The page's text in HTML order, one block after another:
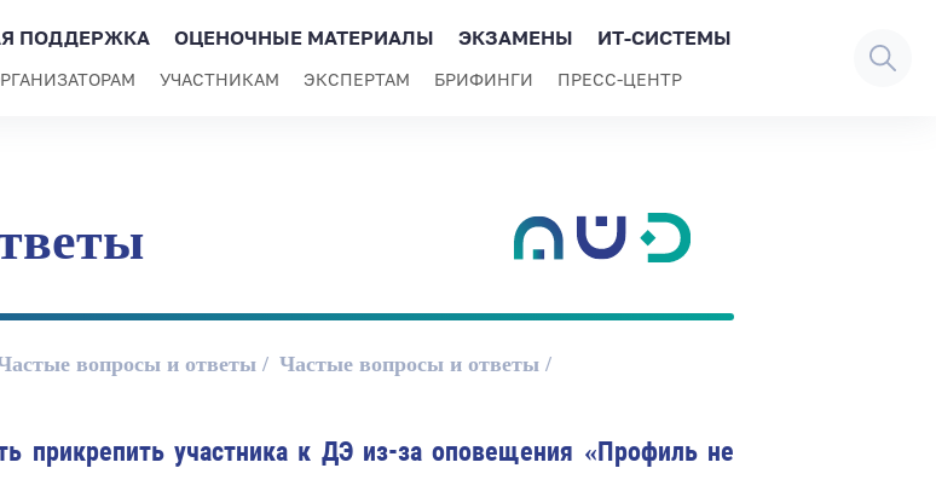
ПОДДЕРЖКА ОЦЕНОЧНЫЕ МАТЕРИАЛЫ ЭКЗАМЕНЫ ИТ-СИСТЕМЫ
УЧАСТНИКАМ ЭКСПЕРТАМ БРИФИНГИ ПРЕСС-ЦЕНТР
вопросы и ответы Частые вопросы и ответы
прикрепить участника к ДЭ из-за оповещения «Профиль не